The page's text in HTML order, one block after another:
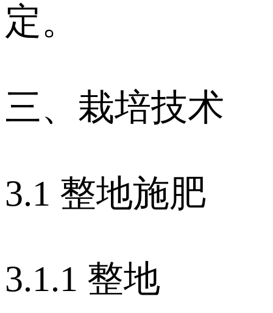
定。
三、栽培技术
3.1 整地施肥
3.1.1 整地